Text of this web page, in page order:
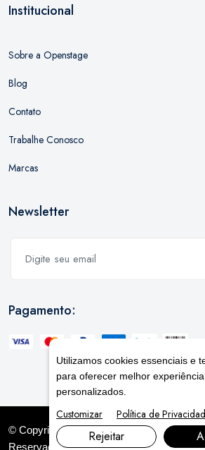
Institucional
Sobre a Openstage
Blog
Contato
Trabalhe Conosco
Marcas
Newsletter
Pagamento:
© Copyright 2026. DIVIAMarketing Digital.
Reservados
Utilizamos cookies essenciais e
para oferecer melhor
personalizados.
Customizar Política de
Rejeitar